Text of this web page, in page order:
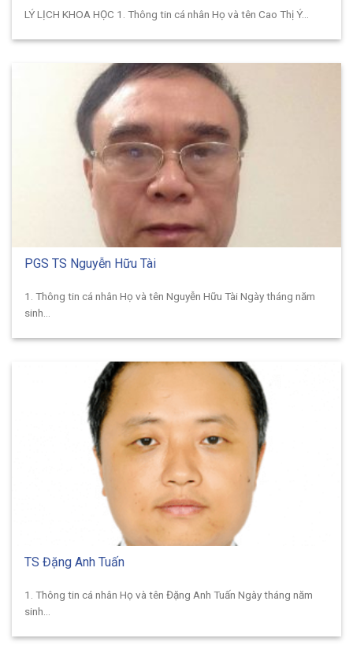
LÝ LỊCH KHOA HỌC 1. Thông tin cá nhân Họ và tên Cao Thị Ý...
PGS TS Nguyễn Hữu Tài
1. Thông tin cá nhân Họ và tên Nguyễn Hữu Tài Ngày tháng năm
sinh...
TS Đặng Anh Tuấn
1. Thông tin cá nhân Họ và tên Đặng Anh Tuấn Ngày tháng năm
sinh...